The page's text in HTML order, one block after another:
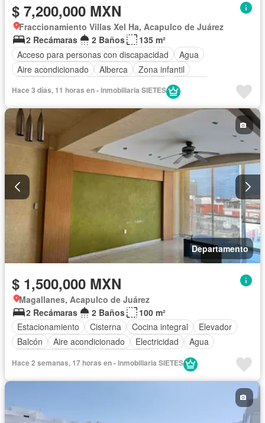
$ 7,200,000 MXN
Fraccionamiento Villas Xel Ha, Acapulco de Juárez
2 Recámaras
2 Baños
135 m²
Acceso para personas con discapacidad
Agua
Aire acondicionado
Alberca
Zona infantil
Cisterna
Cuarto de servicio
Electricidad
Estacionamiento
Gimnasio
Recámara con closet
Seguridad
Terraza
Vista panorámica
Zonas verdes Sin amueblar
Hace 3 días, 11 horas en - inmobiliaria SIETES
Departamento
$ 1,500,000 MXN
Magallanes, Acapulco de Juárez
2 Recámaras
2 Baños
100 m²
Estacionamiento
Cisterna Cocina integral
Elevador
Balcón
Aire acondicionado Electricidad
Agua
Hace 2 semanas, 17 horas en - inmobiliaria SIETES